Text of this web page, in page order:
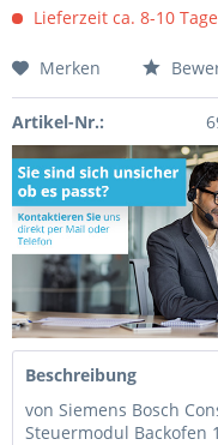
Lieferzeit ca. 8-10 Tage
Merken
Artikel-Nr.:
Beschreibung
von Siemens Bosch
Steuermodul Backofen